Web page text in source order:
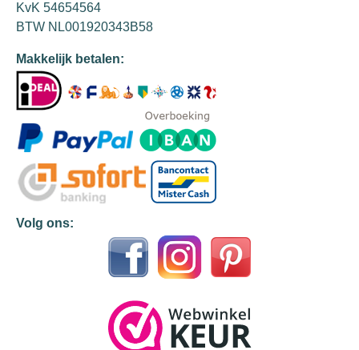
KvK 54654564
BTW NL001920343B58
Makkelijk betalen:
Volg ons: